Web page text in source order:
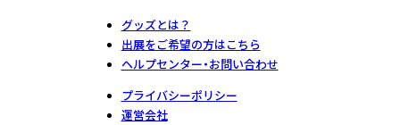
グッズとは？
出展をご希望の方はこちら
ヘルプセンター・お問い合わせ
プライバシーポリシー
運営会社